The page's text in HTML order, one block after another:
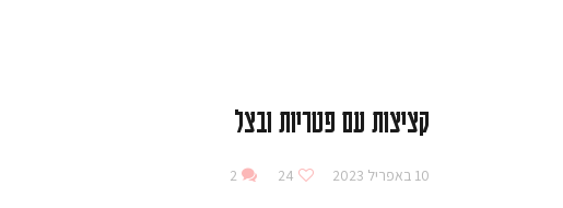
קציצות עם פטריות ובצל
10 באפריל 2023 24
2